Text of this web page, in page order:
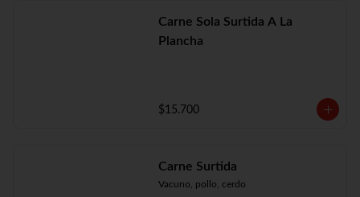
Carne Sola Surtida A La
Plancha
$15.700
Carne Surtida
Vacuno, pollo, cerdo